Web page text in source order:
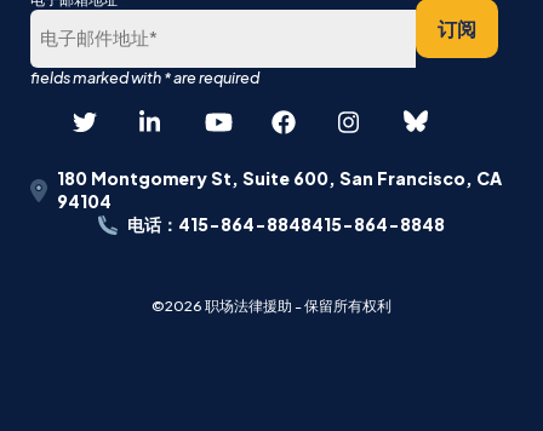
后
订阅
180 Montgomery St, Suite 600, San Francisco, CA
94104
电话：415-864-8848415-864-8848
©2026 职场法律援助 - 保留所有权利